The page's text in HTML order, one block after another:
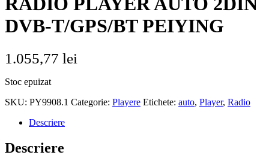
DVB-T/GPS/BT PEIYING
1.055,77 lei
Stoc epuizat
SKU: PY9908.1 Categorie: Playere Etichete: auto, Player, Radio
Descriere
Descriere